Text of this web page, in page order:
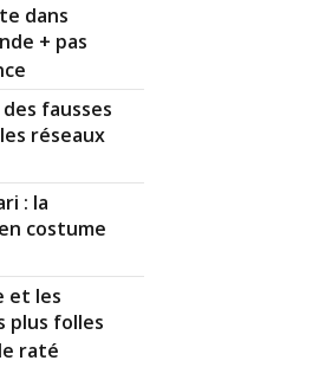
dans
+ pas
fausses
réseaux
: la
costume
et les
plus folles
raté